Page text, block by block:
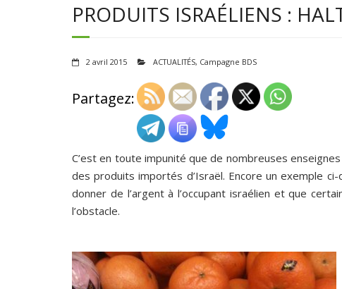
PRODUITS ISRAÉLIENS :
2 avril 2015 ACTUALITÉS, Campagne BDS
Partagez:
C’est en toute impunité que de nombreuses
des produits importés d’Israël. Encore un exemple
donner de l’argent à l’occupant israélien et que
l’obstacle.